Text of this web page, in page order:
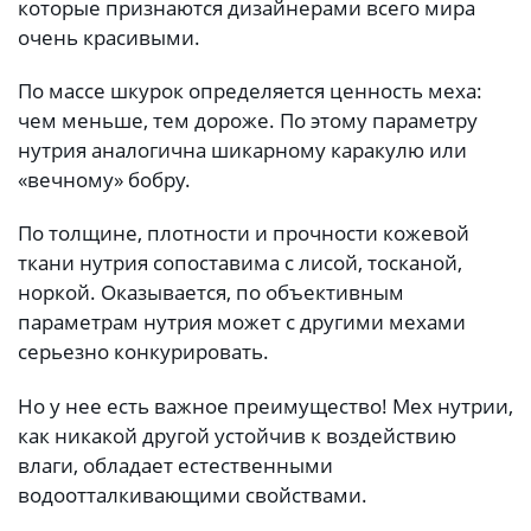
которые признаются дизайнерами всего мира
очень красивыми.
По массе шкурок определяется ценность меха:
чем меньше, тем дороже. По этому параметру
нутрия аналогична шикарному каракулю или
«вечному» бобру.
По толщине, плотности и прочности кожевой
ткани нутрия сопоставима с лисой, тосканой,
норкой. Оказывается, по объективным
параметрам нутрия может с другими мехами
серьезно конкурировать.
Но у нее есть важное преимущество! Мех нутрии,
как никакой другой устойчив к воздействию
влаги, обладает естественными
водоотталкивающими свойствами.